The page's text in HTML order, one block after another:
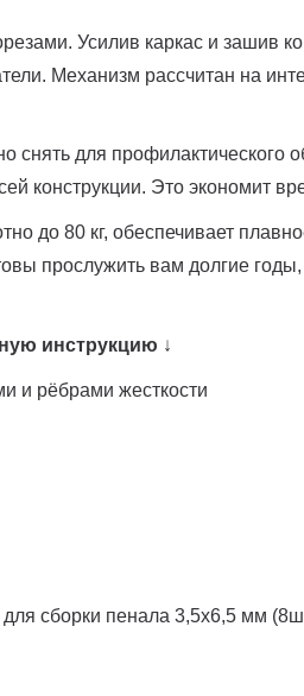
Усилив каркас и зашив
Механизм рассчитан на
для профилактического
конструкции. Это экономит
до 80 кг, обеспечивает
прослужить вам долгие
инструкцию ↓
и рёбрами жесткости
сборки пенала 3,5х6,5 мм